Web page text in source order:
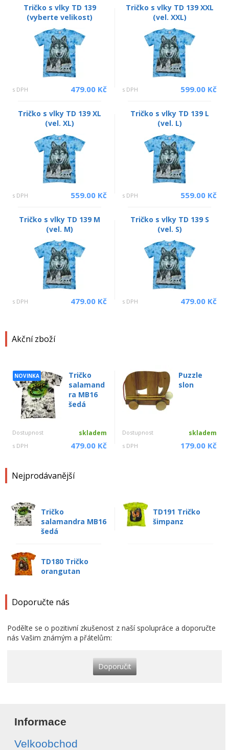
Akční zboží
NOVINKA
Tričko
salamand
ra MB16
šedá
Dostupnost skladem
s DPH 479.00 Kč
Puzzle
slon
Dostupnost skladem
s DPH 179.00 Kč
Nejprodávanější
Tričko
salamandra MB16
šedá
TD191 Tričko
šimpanz
TD180 Tričko
orangutan
Doporučte nás
Podělte se o pozitivní zkušenost z naší spolupráce a doporučte
nás Vašim známým a přátelům:
Doporučit
Tričko s vlky TD 139
(vyberte velikost)
s DPH 479.00 Kč
Tričko s vlky TD 139 XXL
(vel. XXL)
s DPH 599.00 Kč
Tričko s vlky TD 139 XL
(vel. XL)
s DPH 559.00 Kč
Tričko s vlky TD 139 L
(vel. L)
s DPH 559.00 Kč
Tričko s vlky TD 139 M
(vel. M)
s DPH 479.00 Kč
Tričko s vlky TD 139 S
(vel. S)
s DPH 479.00 Kč
Informace
Velkoobchod